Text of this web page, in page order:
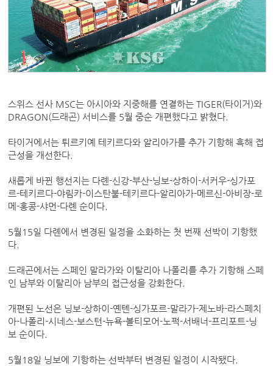
스위스 선사 MSC는 아시아와 지중해를 연결하는 TIGER(타이거)와
DRAGON(드래곤) 서비스를 5월 중순 개편했다고 밝혔다.
타이거에서는 튀르키예 테키르다와 알리아가를 추가 기항해 흑해 접
근성을 개선한다.
새롭게 바뀐 행선지는 다롄-신강-부산-닝보-상하이-서커우-싱가포
르-테키르다-야림카-이스탄불-테키르다-알리아가-메르신-아비장-로
메-홍콩-샤먼-다롄 순이다.
5월15일 다롄에서 변경된 일정을 소화하는 첫 번째 선박이 기항했
다.
드래곤에서는 스페인 말라가와 이탈리아 나폴리를 추가 기항해 스페
인 남부와 이탈리아 남부의 접근성을 강화한다.
개편된 노선은 닝보-상하이-옌톈-싱가포르-말라가-제노바-라스페치
아-나폴리-시네스-보스턴-뉴욕-볼티모어-노퍽-서배너-프리포트-닝
보 순이다.
5월18일 닝보에 기항하는 선박부터 변경된 일정이 시작됐다.